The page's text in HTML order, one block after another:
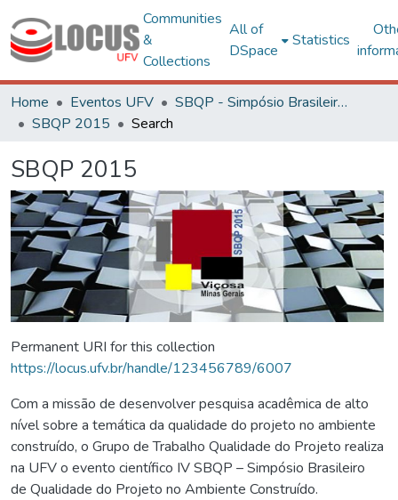
Communities
&
Collections
All of
DSpace
Statistics
Home Eventos UFV
SBQP - Simpósio Brasileiro de Qualidade do Projeto no Ambiente Construído
SBQP 2015
Search
SBQP 2015
Permanent URI for this collection
https://locus.ufv.br/handle/123456789/6007
Com a missão de desenvolver pesquisa acadêmica de alto
nível sobre a temática da qualidade do projeto no ambiente
construído, o Grupo de Trabalho Qualidade do Projeto realiza
na UFV o evento científico IV SBQP – Simpósio Brasileiro
de Qualidade do Projeto no Ambiente Construído.